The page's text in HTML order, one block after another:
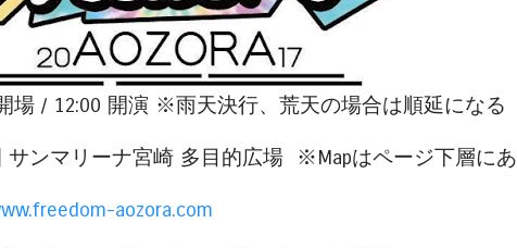
場 / 12:00 開演 ※雨天決行、荒天の場合は順延になる
サンマリーナ宮崎 多目的広場 ※Mapはページ下層にあ
aozora.com